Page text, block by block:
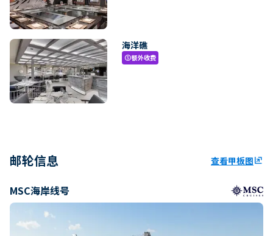
海洋礁
paid额外收费
邮轮信息 查看甲板图ungroup
MSC海岸线号